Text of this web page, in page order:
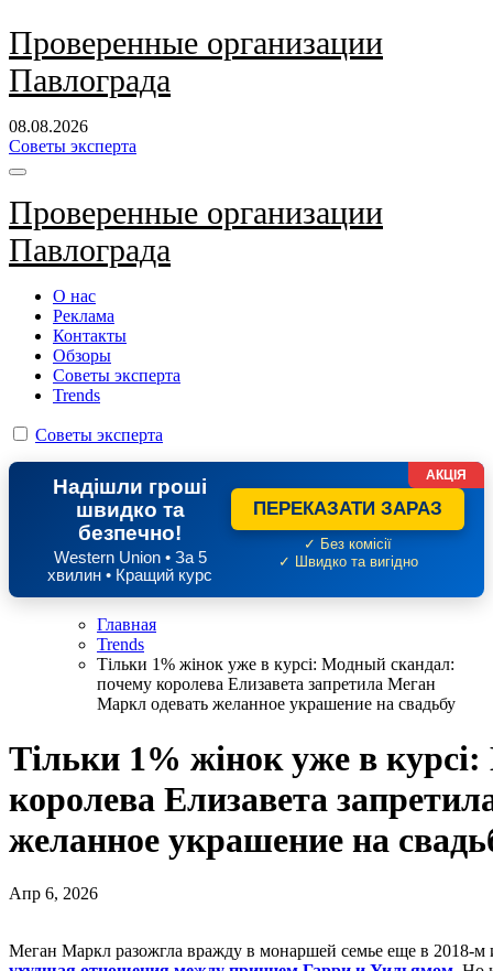
Перейти
к
содержанию
Проверенные организации
Павлограда
08.08.2026
Советы эксперта
Проверенные организации
Павлограда
О нас
Реклама
Контакты
Обзоры
Советы эксперта
Trends
Советы эксперта
Надішли гроші
швидко та
безпечно!
Western Union • За 5
хвилин • Кращий курс
ПЕРЕКАЗАТИ ЗАРАЗ
✓ Без комісії
✓ Швидко та вигідно
АКЦІЯ
Главная
Trends
Тільки 1% жінок уже в курсі: Модный скандал:
почему королева Елизавета запретила Меган
Маркл одевать желанное украшение на свадьбу
Тільки 1% жінок уже в
королева Елизавета
желанное украшение на
Апр 6, 2026
Меган Маркл разожгла вражду в монаршей семье еще в 2018-